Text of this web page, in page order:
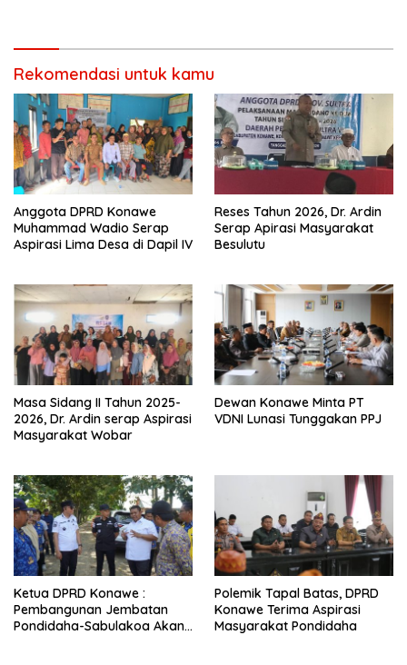
Rekomendasi untuk kamu
Anggota DPRD Konawe
Muhammad Wadio Serap
Aspirasi Lima Desa di Dapil IV
Reses Tahun 2026, Dr. Ardin
Serap Apirasi Masyarakat
Besulutu
Masa Sidang II Tahun 2025-
2026, Dr. Ardin serap Aspirasi
Masyarakat Wobar
Dewan Konawe Minta PT
VDNI Lunasi Tunggakan PPJ
Ketua DPRD Konawe :
Pembangunan Jembatan
Pondidaha-Sabulakoa Akan
Polemik Tapal Batas, DPRD
Konawe Terima Aspirasi
Masyarakat Pondidaha